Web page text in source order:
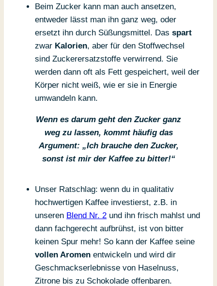
Beim Zucker kann man auch ansetzen,
entweder lässt man ihn ganz weg, oder
ersetzt ihn durch Süßungsmittel. Das spart
zwar Kalorien, aber für den Stoffwechsel
sind Zuckerersatzstoffe verwirrend. Sie
werden dann oft als Fett gespeichert, weil der
Körper nicht weiß, wie er sie in Energie
umwandeln kann.
Wenn es darum geht den Zucker ganz
weg zu lassen, kommt häufig das
Argument: „Ich brauche den Zucker,
sonst ist mir der Kaffee zu bitter!“
Unser Ratschlag: wenn du in qualitativ
hochwertigen Kaffee investierst, z.B. in
unseren Blend Nr. 2 und ihn frisch mahlst und
dann fachgerecht aufbrühst, ist von bitter
keinen Spur mehr! So kann der Kaffee seine
vollen Aromen entwickeln und wird dir
Geschmackserlebnisse von Haselnuss,
Zitrone bis zu Schokolade offenbaren.